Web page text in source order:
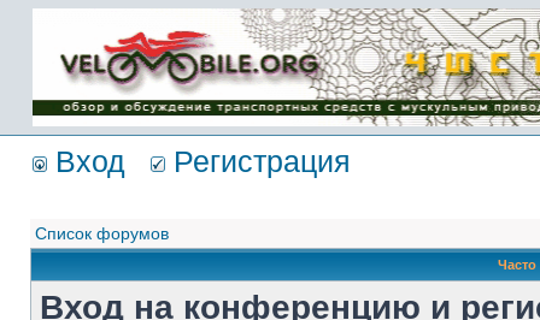
Имя пользователя:
Пароль:
{ LOG_ME_IN_SHORT
}
Вход Регистрация
Список форумов
Вход на конференцию и